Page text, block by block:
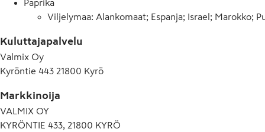
Paprika
Viljelymaa: Alankomaat; Espanja; Israel; Marokko;
Kuluttajapalvelu
Valmix Oy
Kyröntie 443 21800 Kyrö
Markkinoija
VALMIX OY
KYRÖNTIE 433, 21800 KYRÖ